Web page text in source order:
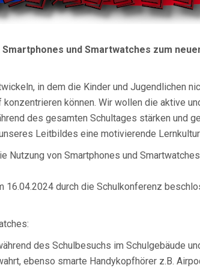
und Smartwatches zum
in dem die Kinder und Jugendlichen
können. Wir wollen die aktive
des gesamten Schultages stärken und
Leitbildes eine motivierende
Nutzung von Smartphones und
16.04.2024 durch die Schulkonferenz
des Schulbesuchs im Schulgebäude
ebenso smarte Handykopfhörer z.B.